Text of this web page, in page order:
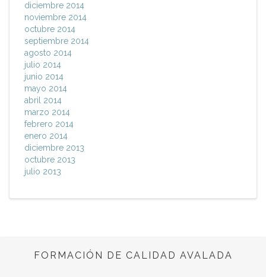
diciembre 2014
noviembre 2014
octubre 2014
septiembre 2014
agosto 2014
julio 2014
junio 2014
mayo 2014
abril 2014
marzo 2014
febrero 2014
enero 2014
diciembre 2013
octubre 2013
julio 2013
FORMACIÓN DE CALIDAD AVALADA